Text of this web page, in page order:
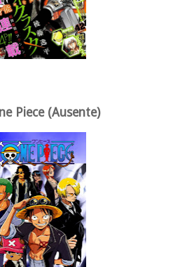
Piece (Ausente)